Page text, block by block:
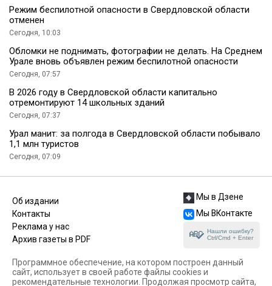
Режим беспилотной опасности в Свердловской области
отменен
Сегодня, 10:03
Обломки не поднимать, фотографии не делать. На Среднем
Урале вновь объявлен режим беспилотной опасности
Сегодня, 07:57
В 2026 году в Свердловской области капитально
отремонтируют 14 школьных зданий
Сегодня, 07:37
Урал манит: за полгода в Свердловской области побывало
1,1 млн туристов
Сегодня, 07:09
Об издании
Контакты
Реклама у нас
Архив газеты в PDF
Мы в Дзене
Мы ВКонтакте
Нашли ошибку?
Ctrl/Cmd + Enter
Программное обеспечение, на котором построен данный
сайт, использует в своей работе файлы cookies и
рекомендательные технологии. Продолжая просмотр сайта,